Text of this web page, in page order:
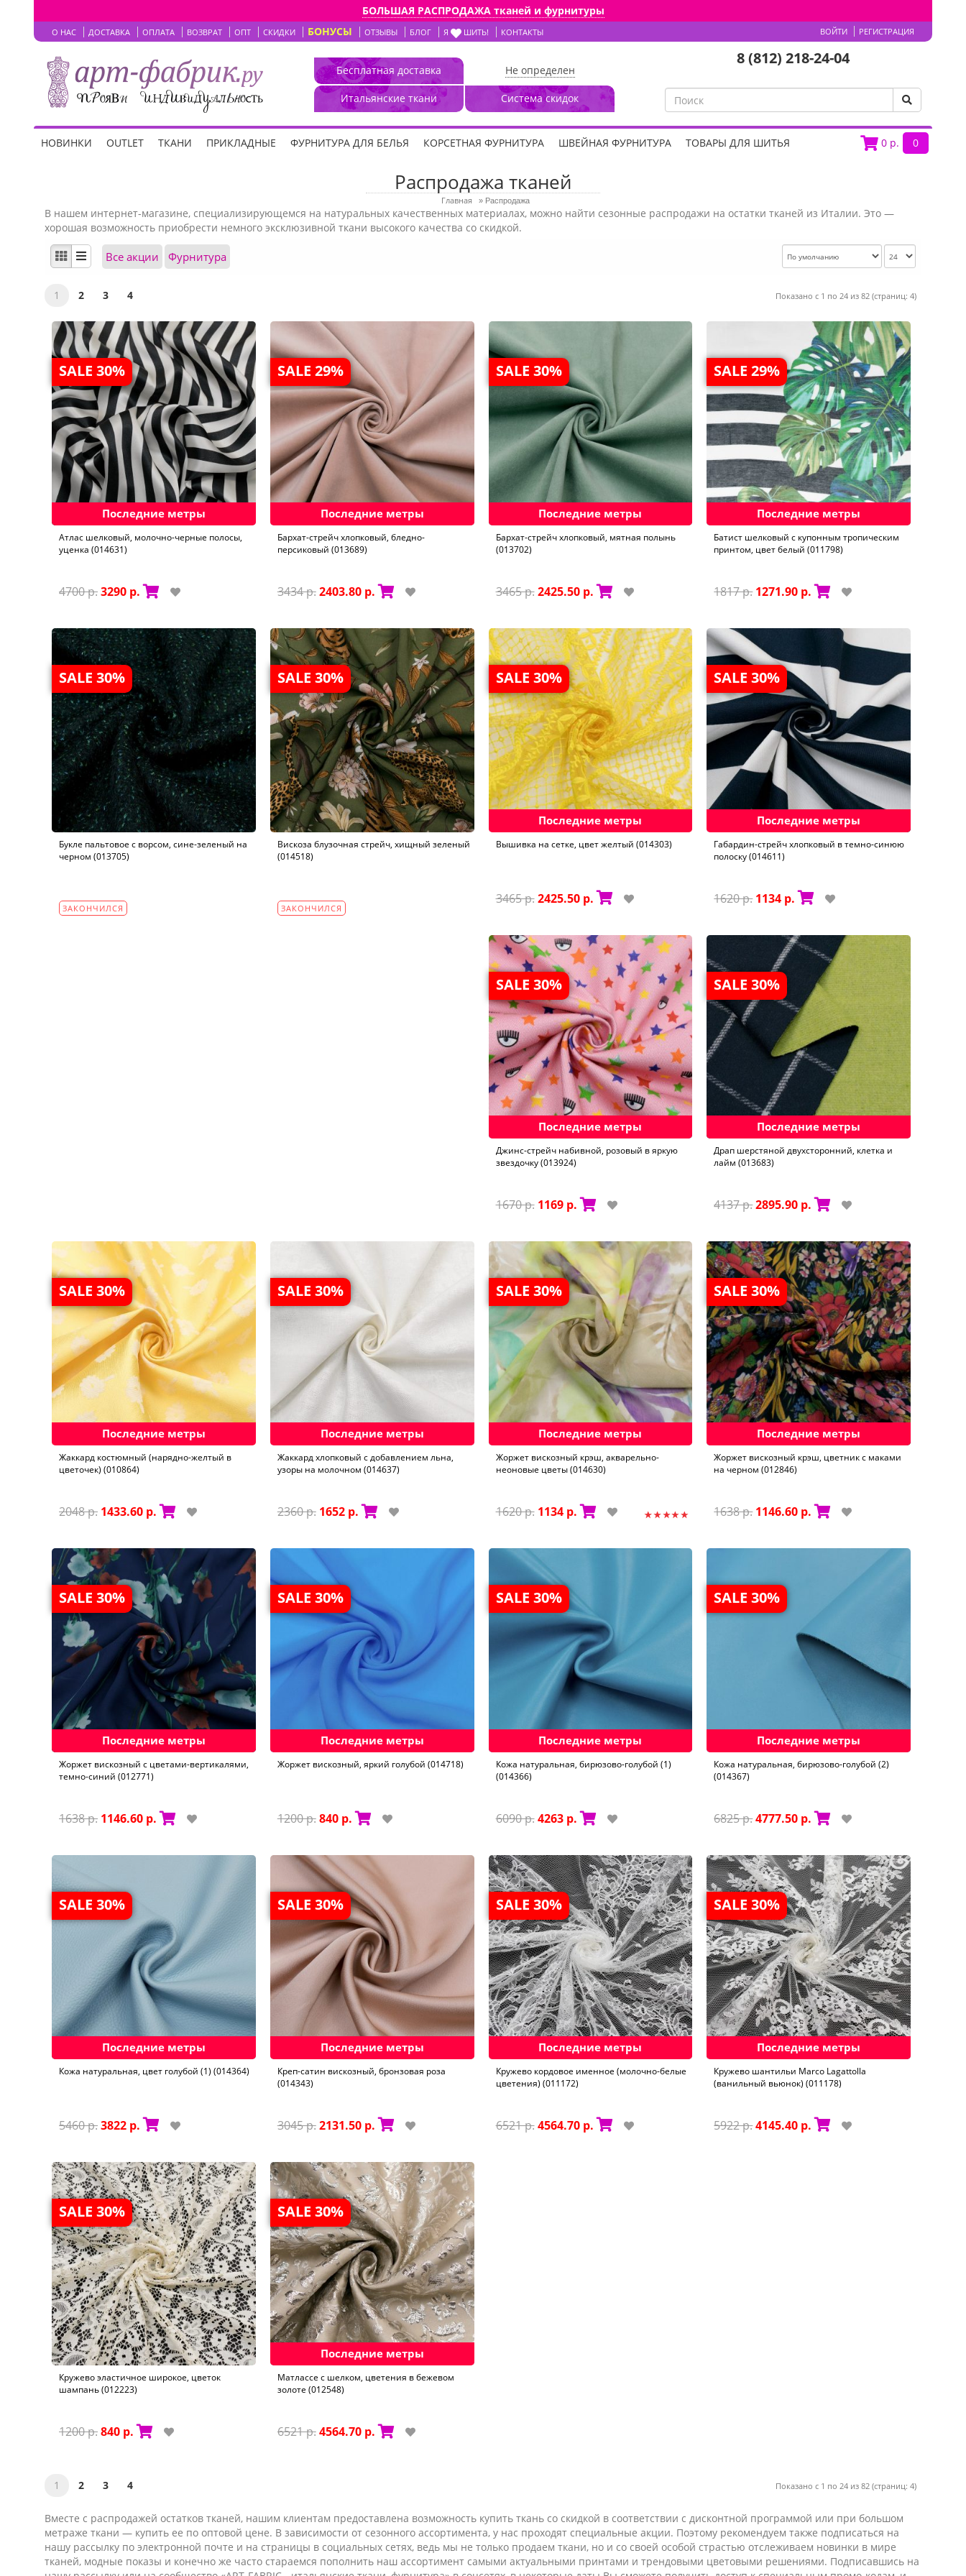
БОЛЬШАЯ РАСПРОДАЖА тканей и фурнитуры
О НАС ДОСТАВКА ОПЛАТА ВОЗВРАТ ОПТ СКИДКИ БОНУСЫ ОТЗЫВЫ БЛОГ Я ШИТЬ! КОНТАКТЫ ВОЙТИ РЕГИСТРАЦИЯ
Бесплатная доставка
Итальянские ткани
Не определен
Система скидок
8 (812) 218-24-04
0 р. 0
НОВИНКИ OUTLET ТКАНИ ПРИКЛАДНЫЕ ФУРНИТУРА ДЛЯ БЕЛЬЯ КОРСЕТНАЯ ФУРНИТУРА ШВЕЙНАЯ ФУРНИТУРА ТОВАРЫ ДЛЯ ШИТЬЯ
Распродажа тканей
Главная » Распродажа
В нашем интернет-магазине, специализирующемся на натуральных качественных материалах, можно найти сезонные распродажи на остатки тканей из Италии. Это —
хорошая возможность приобрести немного эксклюзивной ткани высокого качества со скидкой.
Все акции Фурнитура
1 2 3 4 Показано с 1 по 24 из 82 (страниц: 4)
SALE 30%
Последние метры
Aтлас шелковый, молочно-черные полосы,
уценка (014631)
4700 р.3290 р.
SALE 29%
Последние метры
Бархат-стрейч хлопковый, бледно-
персиковый (013689)
3434 р.2403.80 р.
SALE 30%
Последние метры
Бархат-стрейч хлопковый, мятная полынь
(013702)
3465 р. 2425.50 р.
SALE 29%
Последние метры
Батист шелковый с купонным тропическим
принтом, цвет белый (011798)
1817 р. 1271.90 р.
SALE 30%
Букле пальтовое с ворсом, сине-зеленый на
черном (013705)
ЗАКОНЧИЛСЯ
SALE 30%
Вискоза блузочная стрейч, хищный зеленый
(014518)
ЗАКОНЧИЛСЯ
SALE 30%
Последние метры
Вышивка на сетке, цвет желтый (014303)
3465 р. 2425.50 р.
SALE 30%
Последние метры
Габардин-стрейч хлопковый в темно-синюю
полоску (014611)
1620 р. 1134 р.
SALE 30%
Последние метры
Джинс-стрейч набивной, розовый в яркую
звездочку (013924)
1670 р. 1169 р.
SALE 30%
Последние метры
Драп шерстяной двухсторонний, клетка и
лайм (013683)
4137 р.2895.90 р.
SALE 30%
Последние метры
Жаккард костюмный (нарядно-желтый в
цветочек) (010864)
2048 р. 1433.60 р.
SALE 30%
Последние метры
Жаккард хлопковый с добавлением льна,
узоры на молочном (014637)
2360 р. 1652 р.
SALE 30%
Последние метры
Жоржет вискозный крэш, акварельно-
неоновые цветы (014630)
1620 р. 1134 р.
SALE 30%
Последние метры
Жоржет вискозный крэш, цветник с маками
на черном (012846)
1638 р. 1146.60 р.
SALE 30%
Последние метры
Жоржет вискозный с цветами-вертикалями,
темно-синий (012771)
1638 р. 1146.60 р.
SALE 30%
Последние метры
Жоржет вискозный, яркий голубой (014718)
1200 р.840 р.
SALE 30%
Последние метры
Кожа натуральная, бирюзово-голубой (1)
(014366)
6090 р. 4263 р.
SALE 30%
Последние метры
Кожа натуральная, бирюзово-голубой (2)
(014367)
6825 р.4777.50 р.
SALE 30%
Последние метры
Кожа натуральная, цвет голубой (1) (014364)
5460 р.3822 р.
SALE 30%
Последние метры
Креп-сатин вискозный, бронзовая роза
(014343)
3045 р.2131.50 р.
SALE 30%
Последние метры
Кружево кордовое именное (молочно-белые
цветения) (011172)
6521 р. 4564.70 р.
SALE 30%
Последние метры
Кружево шантильи Marco Lagattolla
(ванильный вьюнок) (011178)
5922 р.4145.40 р.
SALE 30%
Кружево эластичное широкое, цветок
шампань (012223)
1200 р.840 р.
SALE 30%
Последние метры
Матлассе с шелком, цветения в бежевом
золоте (012548)
6521 р.4564.70 р.
1 2 3 4 Показано с 1 по 24 из 82 (страниц: 4)
Вместе с распродажей остатков тканей, нашим клиентам предоставлена возможность купить ткань со скидкой в соответствии с дисконтной программой или при большом
метраже ткани — купить ее по оптовой цене. В зависимости от сезонного ассортимента, у нас проходят специальные акции. Поэтому рекомендуем также подписаться на
нашу рассылку по электронной почте и на страницы в социальных сетях, ведь мы не только продаем ткани, но и со своей особой страстью отслеживаем новинки в мире
тканей, модные показы и конечно же часто стараемся пополнить наш ассортимент самыми актуальными принтами и трендовыми цветовыми решениями. Подписавшись на